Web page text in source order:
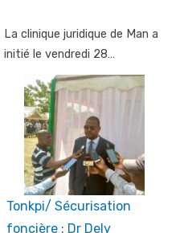
La clinique juridique de Man a
initié le vendredi 28…
Tonkpi/ Sécurisation
foncière : Dr Dely